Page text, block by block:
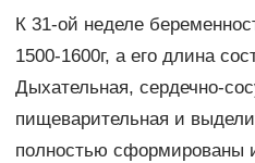
К 31-ой неделе
1500-1600г, а его длина
Дыхательная, сердечно-
пищеварительная и
полностью сформированы